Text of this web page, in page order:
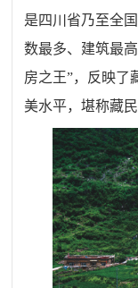
是四川省乃至全
数最多、建筑最
房之王”，反映了
美水平，堪称藏